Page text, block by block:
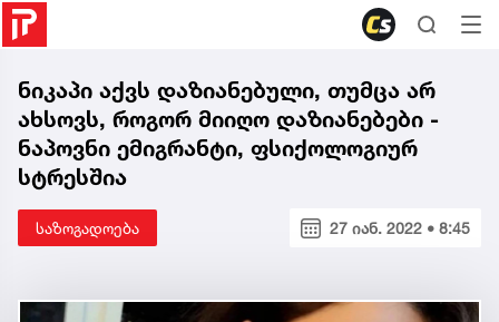
ნიკაპი აქვს დაზიანებული, თუმცა არ
ახსოვს, როგორ მიიღო დაზიანებები -
ნაპოვნი ემიგრანტი, ფსიქოლოგიურ
სტრესშია
საზოგადოება 27 იან. 2022 • 8:45